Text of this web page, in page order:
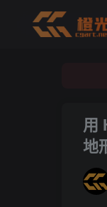
用
地